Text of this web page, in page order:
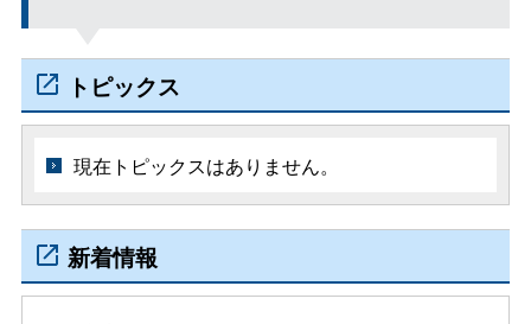
トピックス
現在トピックスはありません。
新着情報